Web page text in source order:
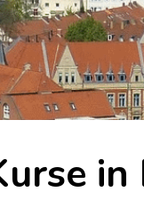
in